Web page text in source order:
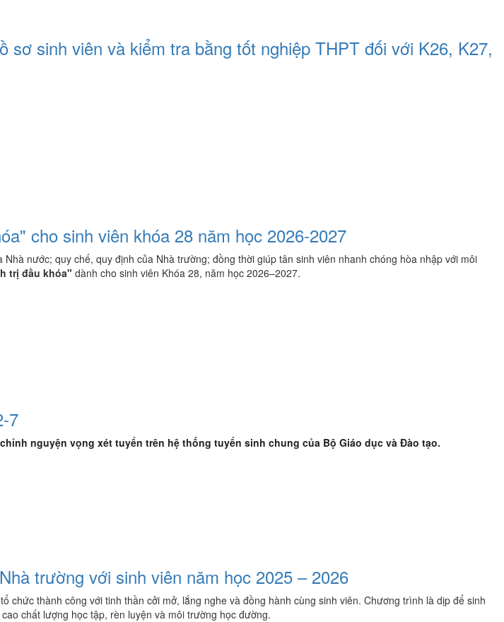
sinh viên và kiểm tra bằng tốt nghiệp THPT đối với K26, K27,
cho sinh viên khóa 28 năm học 2026-2027
nước; quy chế, quy định của Nhà trường; đồng thời giúp tân sinh viên nhanh chóng hòa nhập với môi
trị đầu khóa" dành cho sinh viên Khóa 28, năm học 2026–2027.
7
nguyện vọng xét tuyển trên hệ thống tuyển sinh chung của Bộ Giáo dục và Đào tạo.
trường với sinh viên năm học 2025 – 2026
thành công với tinh thần cởi mở, lắng nghe và đồng hành cùng sinh viên. Chương trình là dịp để sinh
chất lượng học tập, rèn luyện và môi trường học đường.